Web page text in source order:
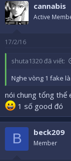
cannabis
Active
17/2/16
shuta1320 đã viết:
Nghe vòng 1 fake
nói chung tổng thể
1 số good đó
B beck209
Member